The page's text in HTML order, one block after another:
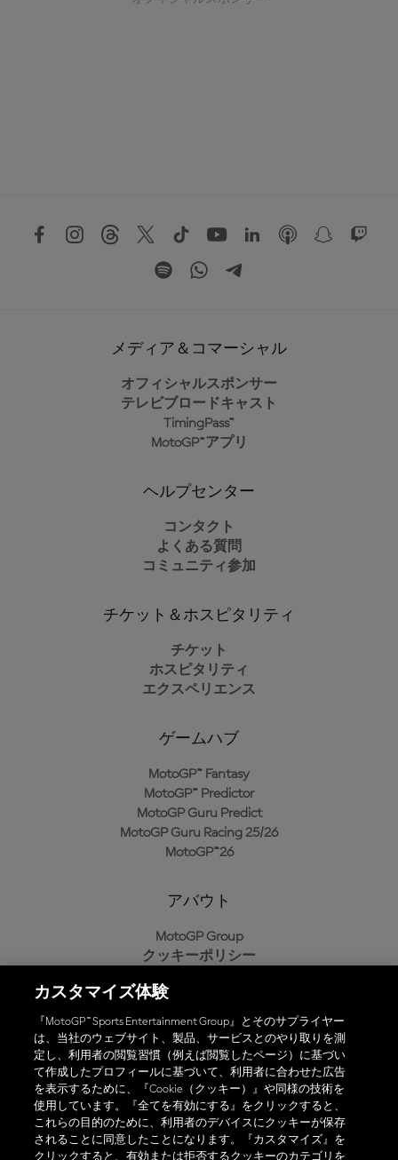
メディア＆コマーシャル
オフィシャルスポンサー
テレビブロードキャスト
TimingPass™
MotoGP™アプリ
ヘルプセンター
コンタクト
よくある質問
コミュニティ参加
チケット＆ホスピタリティ
チケット
ホスピタリティ
エクスペリエンス
ゲームハブ
MotoGP™ Fantasy
MotoGP™ Predictor
MotoGP Guru Predict
MotoGP Guru Racing 25/26
MotoGP™26
アバウト
MotoGP Group
クッキーポリシー
プライバシーポリシー
購入ポリシー
オフィシャルアプリ
カスタマイズ体験
『MotoGP™ Sports Entertainment Group』とそのサプライヤー
は、当社のウェブサイト、製品、サービスとのやり取りを測
定し、利用者の閲覧習慣（例えば閲覧したページ）に基づい
て作成したプロフィールに基づいて、利用者に合わせた広告
を表示するために、『Cookie（クッキー）』や同様の技術を
使用しています。『全てを有効にする』をクリックすると、
これらの目的のために、利用者のデバイスにクッキーが保存
されることに同意したことになります。『カスタマイズ』を
クリックすると、有効または拒否するクッキーのカテゴリを